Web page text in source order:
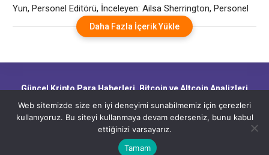
Yun, Personel Editörü, İnceleyen: Ailsa Sherrington, Personel
Editörü Tahmin piyasaları, sıkı Asya pazarlarında yasal sınırları
test ediyor 1 saat önce Tahmin piyasaları, Asya’nın en büyük
ve katı kumar yasaları, bunların gidebileceği mesafeyi
Daha Fazla İçerik Yükle
Güncel Kripto Para Haberleri, Bitcoin ve Altcoin Analizleri,
Blockchain Gelişmeleri ve Piyasa Trendleri
CryptoHaber.net - Güncel Kripto Para Haberleri, Bitcoin ve Altcoin
Analizleri, Blockchain Gelişmeleri ve Piyasa Trendleri
Web sitemizde size en iyi deneyimi sunabilmemiz için çerezleri
kullanıyoruz. Bu siteyi kullanmaya devam ederseniz, bunu kabul
ettiğinizi varsayarız.
Tamam